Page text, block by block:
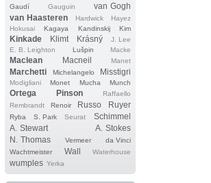
Gaudí
Gauguin
van Gogh
van Haasteren
Hardwick
Hayez
Hokusai
Kagaya Kandinskij Kim
Kinkade Klimt Krásný
J. Lee
E. B. Leighton
Lušpin Macke
Maclean Macneil Manet
Marchetti Michelangelo Misstigri
Modigliani Monet Mucha Munch
Ortega Pinson
Raffaello
Rembrandt
Renoir Russo Ruyer
Ryba S. Park Seurat
Schimmel
A. Stewart
A. Stokes
N. Thomas
Vermeer
da Vinci
Wachtmeister
Wall Waterhouse
wumples Yerka